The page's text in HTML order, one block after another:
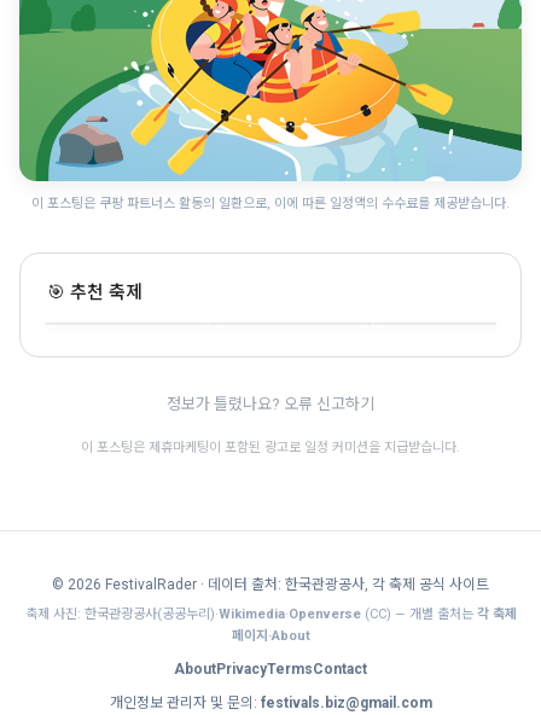
이 포스팅은 쿠팡 파트너스 활동의 일환으로, 이에 따른 일정액의 수수료를 제공받습니다.
🎯 추천 축제
세미원 연꽃문화제
경기 · 6.26~8.17 · 자연
정보가 틀렸나요? 오류 신고하기
이 포스팅은 제휴마케팅이 포함된 광고로 일정 커미션을 지급받습니다.
© 2026 FestivalRader · 데이터 출처: 한국관광공사, 각 축제 공식 사이트
축제 사진: 한국관광공사(공공누리)·Wikimedia·Openverse(CC) — 개별 출처는 각 축제
페이지·About
AboutPrivacyTermsContact
개인정보 관리자 및 문의: festivals.biz@gmail.com